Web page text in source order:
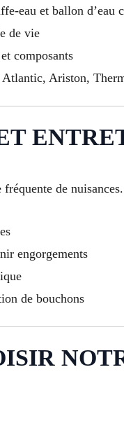
eau et ballon d’eau
de vie
composants
Atlantic, Ariston,
de
engorgements
de bouchons